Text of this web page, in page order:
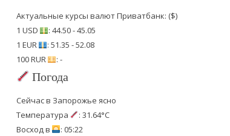
Актуальные курсы валют Приватбанк: ($)
1 USD
: 44.50 - 45.05
1 EUR
: 51.35 - 52.08
100 RUR
: -
Погода
Сейчас в Запорожье ясно
Температура
: 31.64°C
Восход в
: 05:22